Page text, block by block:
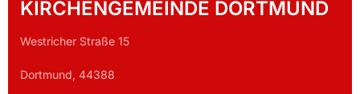
KIRCHENGEMEINDE DORTMUND
Westricher Straße 15
Dortmund, 44388